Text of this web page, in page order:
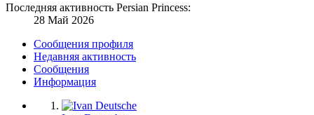
Последняя активность Persian Princess:
28 Май 2026
Сообщения профиля
Недавняя активность
Сообщения
Информация